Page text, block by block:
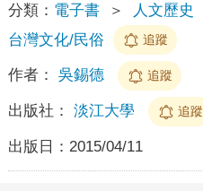
分類： 電子書 ＞ 人文歷史
台灣文化/民俗
追蹤
作者： 吳錫德 追蹤
出版社： 淡江大學 追蹤
出版日： 2015/04/11